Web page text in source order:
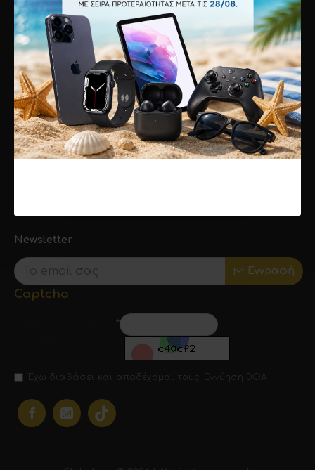
Χάρτης Ιστότοπου
Κατασκευαστές
Προσφορές
Λογαριασμός
O Λογαριασμός μου
Ιστορικό Παραγγελιών
Συνεργάτες
Newsletter
Εγγραφή
Captcha
Έχω διαβάσει και αποδέχομαι τους Εγγύηση DOA